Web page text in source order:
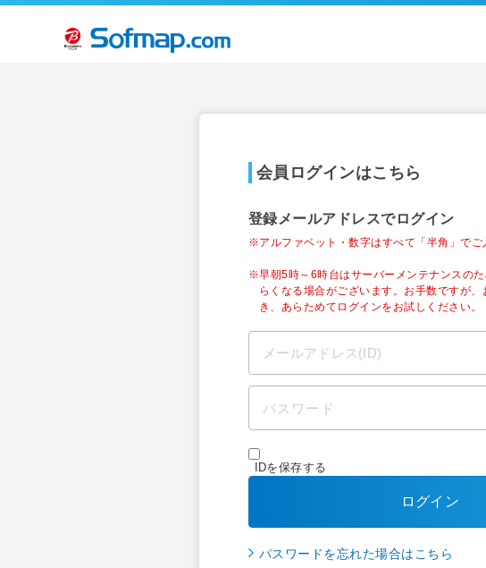
会員ログインはこちら
登録メールアドレスでログイン
※アルファベット・数字はすべて「半角」でご
※早朝5時～6時台はサーバーメンテナンスの
らくなる場合がございます。お手数ですが
き、あらためてログインをお試しください。
IDを保存する
ログイン
パスワードを忘れた場合はこちら